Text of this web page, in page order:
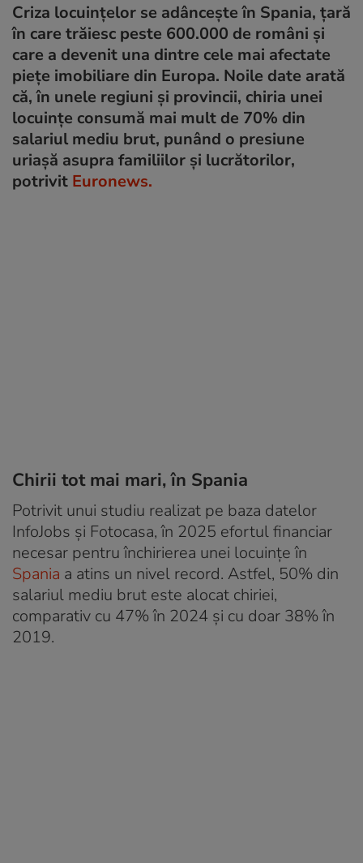
Criza locuințelor se adâncește în Spania, țară
în care trăiesc peste 600.000 de români și
care a devenit una dintre cele mai afectate
piețe imobiliare din Europa. Noile date arată
că, în unele regiuni și provincii, chiria unei
locuințe consumă mai mult de 70% din
salariul mediu brut, punând o presiune
uriașă asupra familiilor și lucrătorilor,
potrivit Euronews.
Chirii tot mai mari, în Spania
Potrivit unui studiu realizat pe baza datelor
InfoJobs și Fotocasa, în 2025 efortul financiar
necesar pentru închirierea unei locuințe în
Spania a atins un nivel record. Astfel, 50% din
salariul mediu brut este alocat chiriei,
comparativ cu 47% în 2024 și cu doar 38% în
2019.